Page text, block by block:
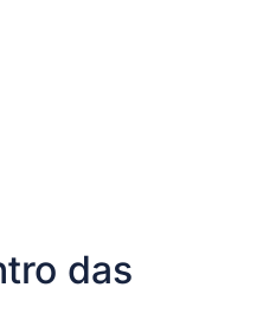
das